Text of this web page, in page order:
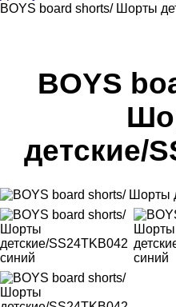
BOYS board shorts/ Шорты
BOYS
детские/